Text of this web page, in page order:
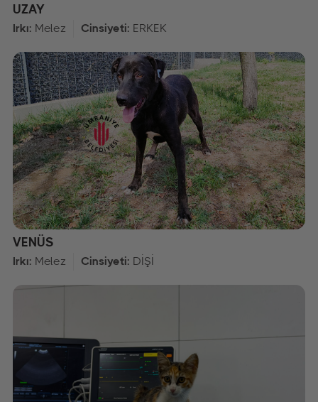
UZAY
Irkı: Melez Cinsiyeti: ERKEK
VENÜS
Irkı: Melez Cinsiyeti: DİŞİ